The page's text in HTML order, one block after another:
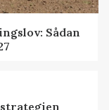
Sådan